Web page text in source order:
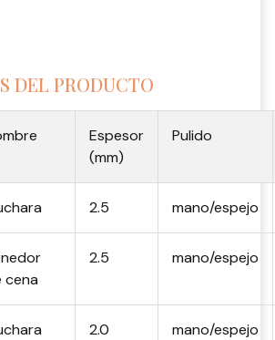
DEL PRODUCTO
Espesor
(mm)
Pulido
2.5 mano/espejo
cena
2.5 mano/espejo
2.0 mano/espejo